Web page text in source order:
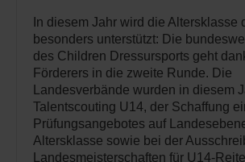
In diesem Jahr wird die Altersklasse
besonders unterstützt: Die
des Children Dressursports geht
Förderers in die zweite Runde. Die
Landesverbände wurden in diesem
Talentscouting U14, der Schaffung
Prüfungsangebotes auf
Altersklasse sowie bei der
Landesmeisterschaften für U14-